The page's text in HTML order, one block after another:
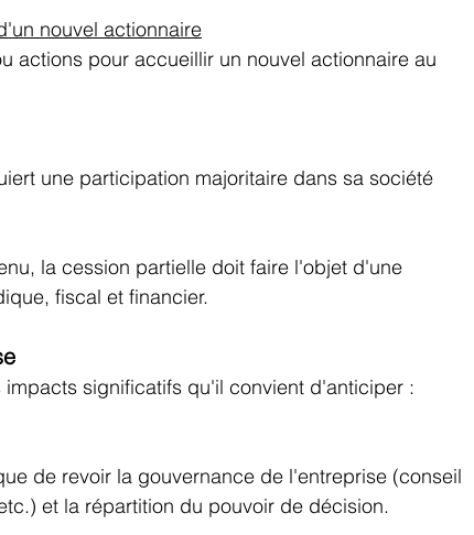
nouvel actionnaire
actions pour accueillir un nouvel actionnaire au
une participation majoritaire dans sa société
la cession partielle doit faire l'objet d'une
fiscal et financier.
significatifs qu'il convient d'anticiper :
de revoir la gouvernance de l'entreprise (conseil
et la répartition du pouvoir de décision.